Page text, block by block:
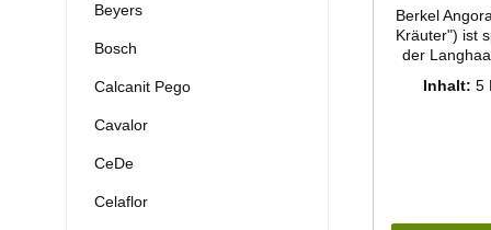
Beyers
Bosch
Calcanit Pego
Cavalor
CeDe
Celaflor
Berkel
Kräuter") ist
der
und
Inhalt:5